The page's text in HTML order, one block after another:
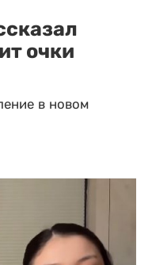
очки
в новом